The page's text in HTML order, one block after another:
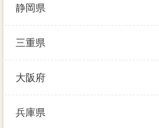
静岡県
三重県
大阪府
兵庫県